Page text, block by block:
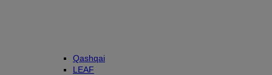
Qashqai
LEAF